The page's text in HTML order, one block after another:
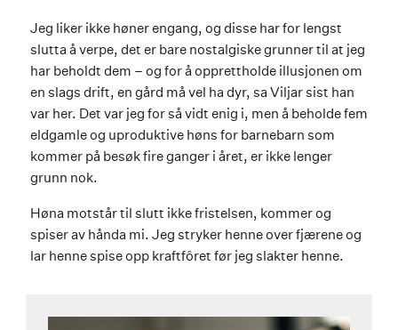
Jeg liker ikke høner engang, og disse har for lengst
slutta å verpe, det er bare nostalgiske grunner til at jeg
har beholdt dem – og for å opprettholde illusjonen om
en slags drift, en gård må vel ha dyr, sa Viljar sist han
var her. Det var jeg for så vidt enig i, men å beholde fem
eldgamle og uproduktive høns for barnebarn som
kommer på besøk fire ganger i året, er ikke lenger
grunn nok.
Høna motstår til slutt ikke fristelsen, kommer og
spiser av hånda mi. Jeg stryker henne over fjærene og
lar henne spise opp kraftfôret før jeg slakter henne.